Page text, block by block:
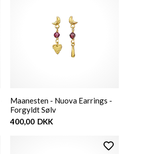
Maanesten - Nuova Earrings -
Forgyldt Sølv
400,00 DKK